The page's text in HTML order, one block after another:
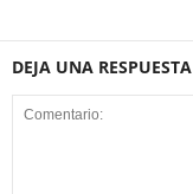
DEJA UNA RESPUESTA